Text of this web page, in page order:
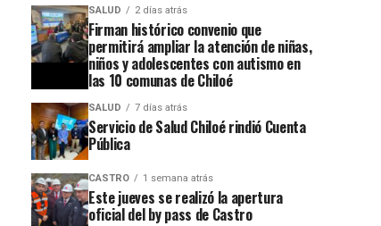
SALUD 2 días atrás
Firman histórico convenio que
permitirá ampliar la atención de niñas,
niños y adolescentes con autismo en
las 10 comunas de Chiloé
SALUD 7 días atrás
Servicio de Salud Chiloé rindió Cuenta
Pública
CASTRO 1 semana atrás
Este jueves se realizó la apertura
oficial del by pass de Castro